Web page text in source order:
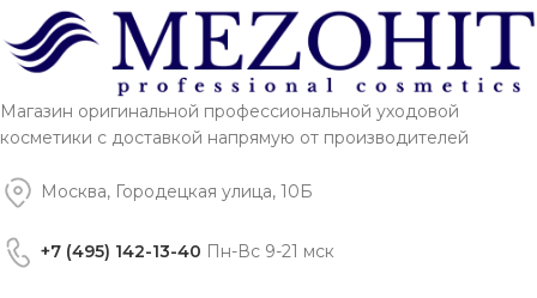
Магазин оригинальной профессиональной уходовой
косметики с доставкой напрямую от производителей
Москва, Городецкая улица, 10Б
+7 (495) 142-13-40 Пн-Вс 9-21 мск